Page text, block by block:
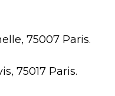
75007 Paris.
75017 Paris.